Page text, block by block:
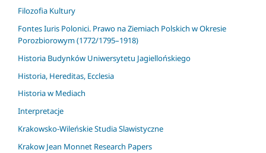
Filozofia Kultury
Fontes Iuris Polonici. Prawo na Ziemiach Polskich w Okresie
Porozbiorowym (1772/1795–1918)
Historia Budynków Uniwersytetu Jagiellońskiego
Historia, Hereditas, Ecclesia
Historia w Mediach
Interpretacje
Krakowsko-Wileńskie Studia Slawistyczne
Krakow Jean Monnet Research Papers